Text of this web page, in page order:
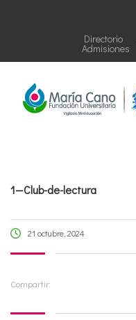
Directorio
Admisiones
1—Club-de-lectura
21 octubre, 2024
Compartir: